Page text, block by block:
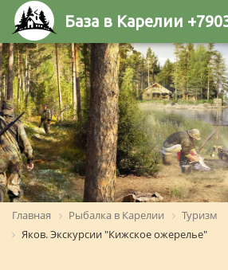
База в Карелии
Главная Рыбалка в Карелии
Туризм
Яков. Экскурсии "Кижское ожерелье"